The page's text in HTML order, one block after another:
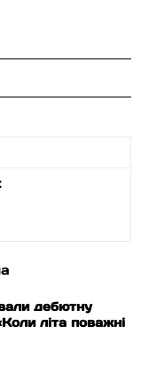
дебютну
літа поважні